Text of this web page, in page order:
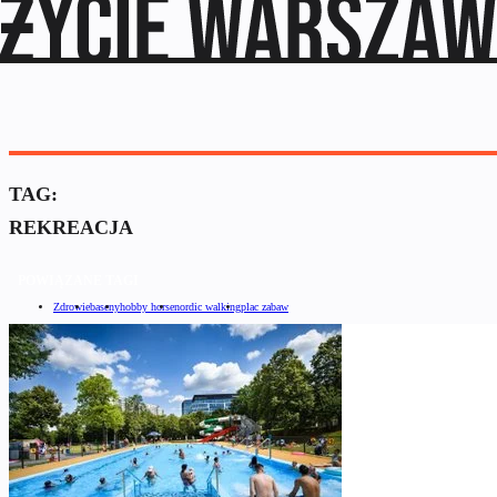
TAG:
REKREACJA
Zdrowiebasenyhobby horsenordic walkingplac zabaw